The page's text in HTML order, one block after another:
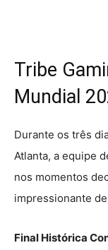
Tribe
Mundial
Durante os três
Atlanta, a equipe
nos momentos
impressionante
Final Histórica